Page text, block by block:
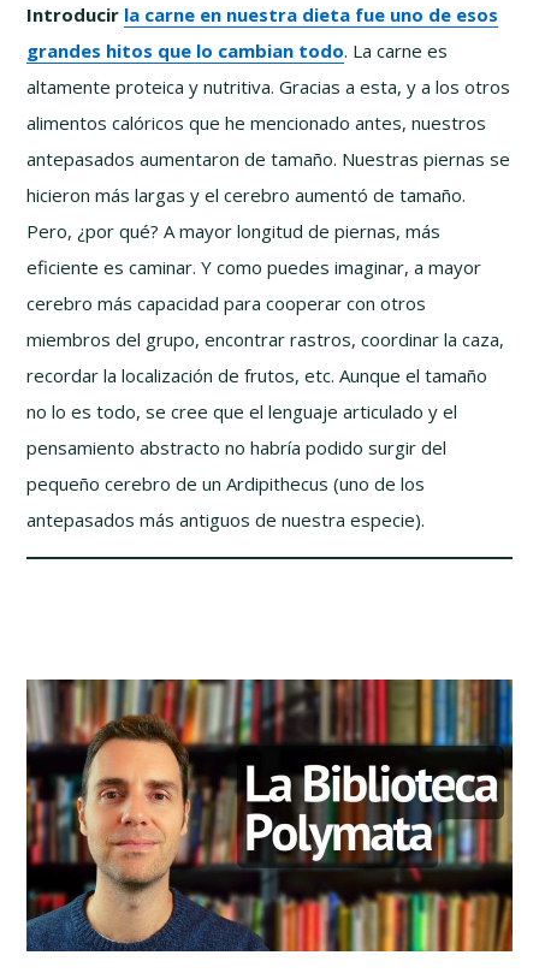
Introducir la carne en nuestra dieta fue uno de esos
grandes hitos que lo cambian todo. La carne es
altamente proteica y nutritiva. Gracias a esta, y a los otros
alimentos calóricos que he mencionado antes, nuestros
antepasados aumentaron de tamaño. Nuestras piernas se
hicieron más largas y el cerebro aumentó de tamaño.
Pero, ¿por qué? A mayor longitud de piernas, más
eficiente es caminar. Y como puedes imaginar, a mayor
cerebro más capacidad para cooperar con otros
miembros del grupo, encontrar rastros, coordinar la caza,
recordar la localización de frutos, etc. Aunque el tamaño
no lo es todo, se cree que el lenguaje articulado y el
pensamiento abstracto no habría podido surgir del
pequeño cerebro de un Ardipithecus (uno de los
antepasados más antiguos de nuestra especie).